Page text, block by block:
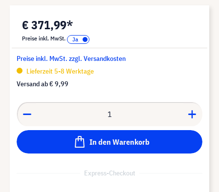
€ 371,99*
Preise inkl. MwSt.
Preise inkl. MwSt. zzgl. Versandkosten
Lieferzeit 5-8 Werktage
Versand ab€ 9,99
In den Warenkorb
Express-Checkout